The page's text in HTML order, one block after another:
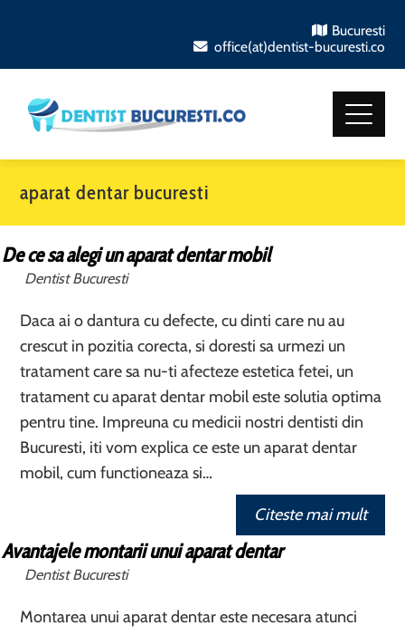
Bucuresti
office(at)dentist-bucuresti.co
aparat dentar bucuresti
De ce sa alegi un aparat dentar mobil
Dentist Bucuresti
Daca ai o dantura cu defecte, cu dinti care nu au
crescut in pozitia corecta, si doresti sa urmezi un
tratament care sa nu-ti afecteze estetica fetei, un
tratament cu aparat dentar mobil este solutia optima
pentru tine. Impreuna cu medicii nostri dentisti din
Bucuresti, iti vom explica ce este un aparat dentar
mobil, cum functioneaza si…
Citeste mai mult
Avantajele montarii unui aparat dentar
Dentist Bucuresti
Montarea unui aparat dentar este necesara atunci